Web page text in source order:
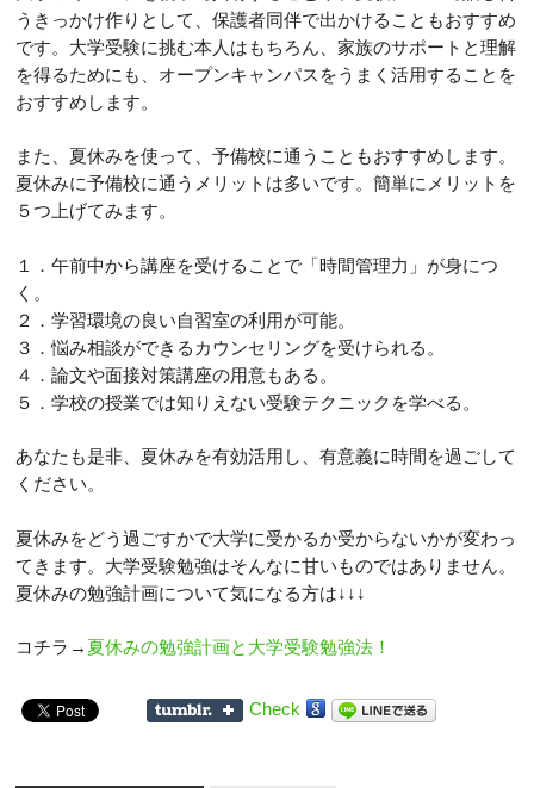
うきっかけ作りとして、保護者同伴で出かけることもおすすめ
です。大学受験に挑む本人はもちろん、家族のサポートと理解
を得るためにも、オープンキャンパスをうまく活用することを
おすすめします。
また、夏休みを使って、予備校に通うこともおすすめします。
夏休みに予備校に通うメリットは多いです。簡単にメリットを
５つ上げてみます。
１．午前中から講座を受けることで「時間管理力」が身につ
く。
２．学習環境の良い自習室の利用が可能。
３．悩み相談ができるカウンセリングを受けられる。
４．論文や面接対策講座の用意もある。
５．学校の授業では知りえない受験テクニックを学べる。
あなたも是非、夏休みを有効活用し、有意義に時間を過ごして
ください。
夏休みをどう過ごすかで大学に受かるか受からないかが変わっ
てきます。大学受験勉強はそんなに甘いものではありません。
夏休みの勉強計画について気になる方は↓↓↓
コチラ→ 夏休みの勉強計画と大学受験勉強法！
Check